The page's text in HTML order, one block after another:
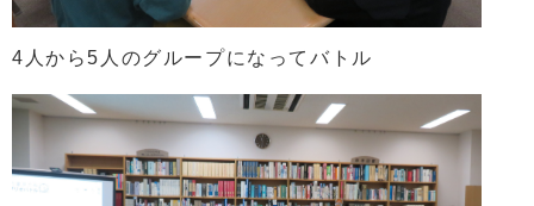
4人から5人のグループになってバトル